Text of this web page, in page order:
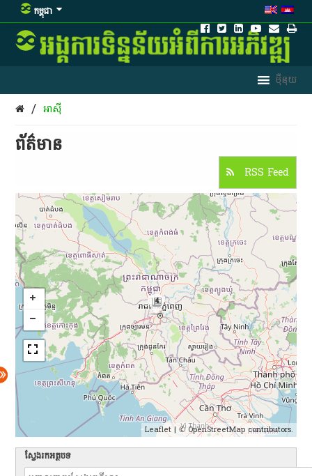
កម្ពុជា
/ អាស៊ី
ព័ត៌មាន​
RSS Feed
4
Leaflet| © OpenStreetMapcontributors.
ស្វែងរកអត្ថបទ